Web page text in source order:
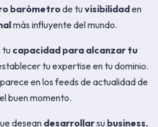
barómetrode tuvisibilidaden
más influyente del mundo.
tu capacidad para alcanzar tu
tu expertise en tu dominio.
en los feeds de actualidad de
buen momento.
desean desarrollarsu business,